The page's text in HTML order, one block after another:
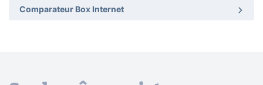
Comparateur Box Internet